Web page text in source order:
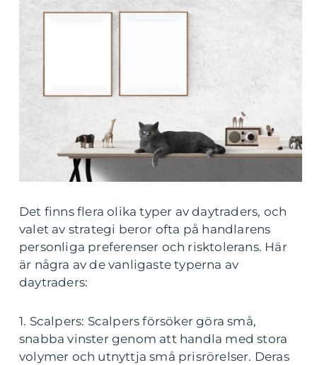
Det finns flera olika typer av daytraders, och
valet av strategi beror ofta på handlarens
personliga preferenser och risktolerans. Här
är några av de vanligaste typerna av
daytraders:
1. Scalpers: Scalpers försöker göra små,
snabba vinster genom att handla med stora
volymer och utnyttja små prisrörelser. Deras